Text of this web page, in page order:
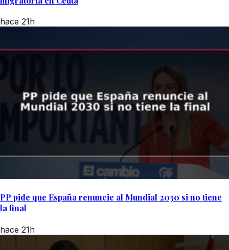
hace 21h
PP pide que España renuncie al Mundial 2030 si no tiene
la final
hace 21h